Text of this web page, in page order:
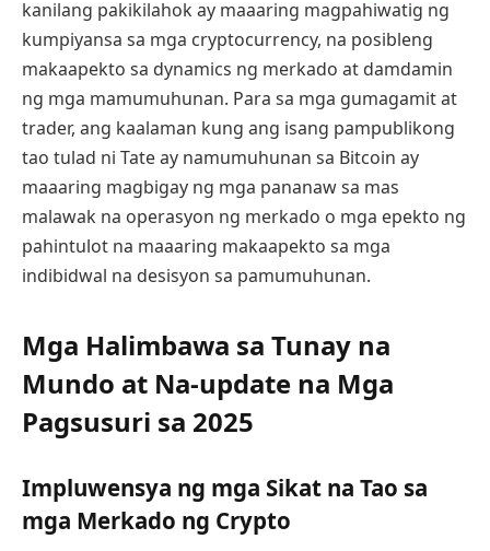
kanilang pakikilahok ay maaaring magpahiwatig ng
kumpiyansa sa mga cryptocurrency, na posibleng
makaapekto sa dynamics ng merkado at damdamin
ng mga mamumuhunan. Para sa mga gumagamit at
trader, ang kaalaman kung ang isang pampublikong
tao tulad ni Tate ay namumuhunan sa Bitcoin ay
maaaring magbigay ng mga pananaw sa mas
malawak na operasyon ng merkado o mga epekto ng
pahintulot na maaaring makaapekto sa mga
indibidwal na desisyon sa pamumuhunan.
Mga Halimbawa sa Tunay na
Mundo at Na-update na Mga
Pagsusuri sa 2025
Impluwensya ng mga Sikat na Tao sa
mga Merkado ng Crypto